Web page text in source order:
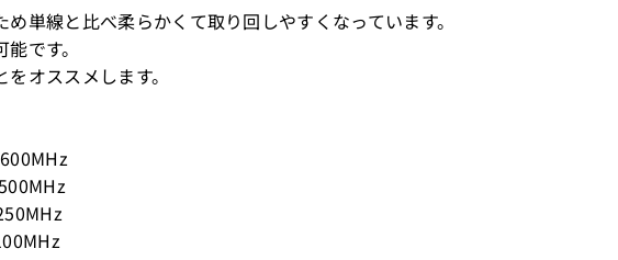
単線と比べ柔らかくて取り回しやすくなっています。
です。
オススメします。